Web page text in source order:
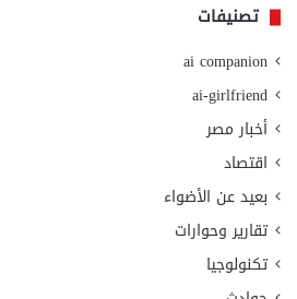
تصنيفات
ai companion
ai-girlfriend
أخبار مصر
اقتصاد
بعيد عن الأضواء
تقارير وحوارات
تكنولوجيا